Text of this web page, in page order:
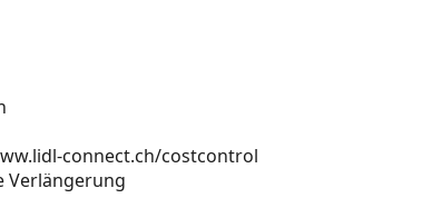
connect.ch/costcontrol
Verlängerung